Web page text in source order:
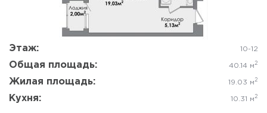
Этаж: 10-12
Общая площадь: 40.14 м 2
Жилая площадь: 19.03 м 2
Кухня: 10.31 м 2